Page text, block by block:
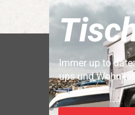
Immer up to
ups und